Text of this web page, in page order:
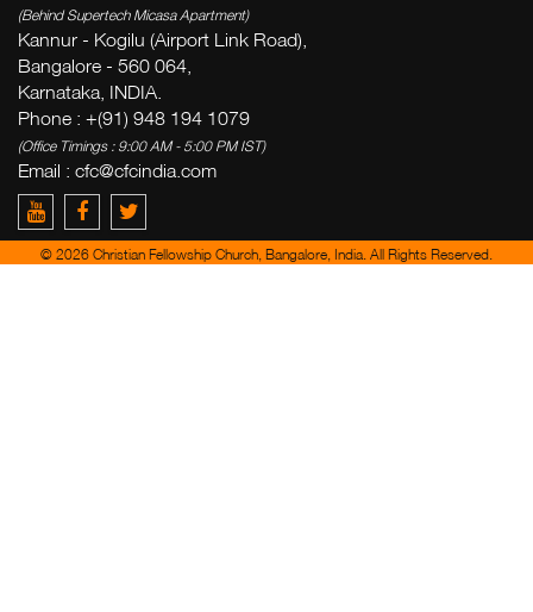
(Behind Supertech Micasa Apartment)
Kannur - Kogilu (Airport Link Road),
Bangalore - 560 064,
Karnataka, INDIA.
Phone : +(91) 948 194 1079
(Office Timings : 9:00 AM - 5:00 PM IST)
Email : cfc@cfcindia.com
© 2026 Christian Fellowship Church, Bangalore, India. All Rights Reserved.